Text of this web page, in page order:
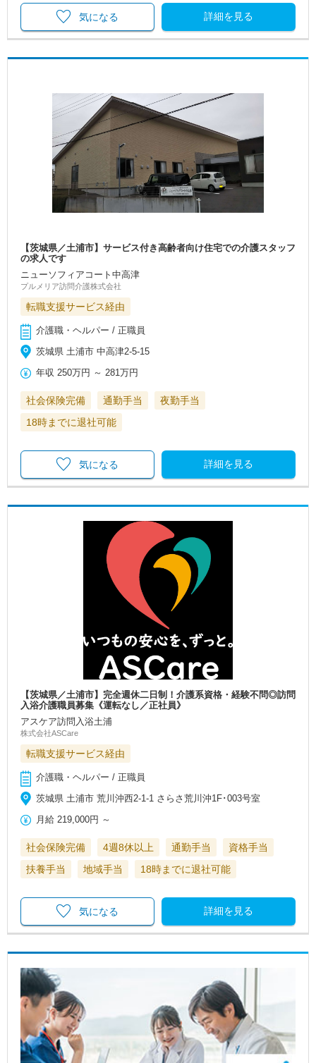
詳細を見る
気になる
【茨城県／土浦市】サービス付き高齢者向け住宅での介護スタッフ
の求人です
ニューソフィアコート中高津
プルメリア訪問介護株式会社
転職支援サービス経由
介護職・ヘルパー / 正職員
茨城県 土浦市 中高津2-5-15
年収 250万円 ～ 281万円
社会保険完備 通勤手当
夜勤手当
18時までに退社可能
詳細を見る
気になる
【茨城県／土浦市】完全週休二日制！介護系資格・経験不問◎訪問
入浴介護職員募集《運転なし／正社員》
アスケア訪問入浴土浦
株式会社ASCare
転職支援サービス経由
介護職・ヘルパー / 正職員
茨城県 土浦市 荒川沖西2-1-1 さらさ荒川沖1F･003号室
月給 219,000円 ～
社会保険完備 4週8休以上 通勤手当
資格手当
扶養手当
地域手当 18時までに退社可能
詳細を見る
気になる